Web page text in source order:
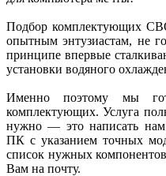
Подбор комплектующих
опытным энтузиастам, не
принципе впервые
установки водяного
Именно поэтому мы
комплектующих. Услуга
нужно — это написать
ПК с указанием точных
список нужных
Вам на почту.